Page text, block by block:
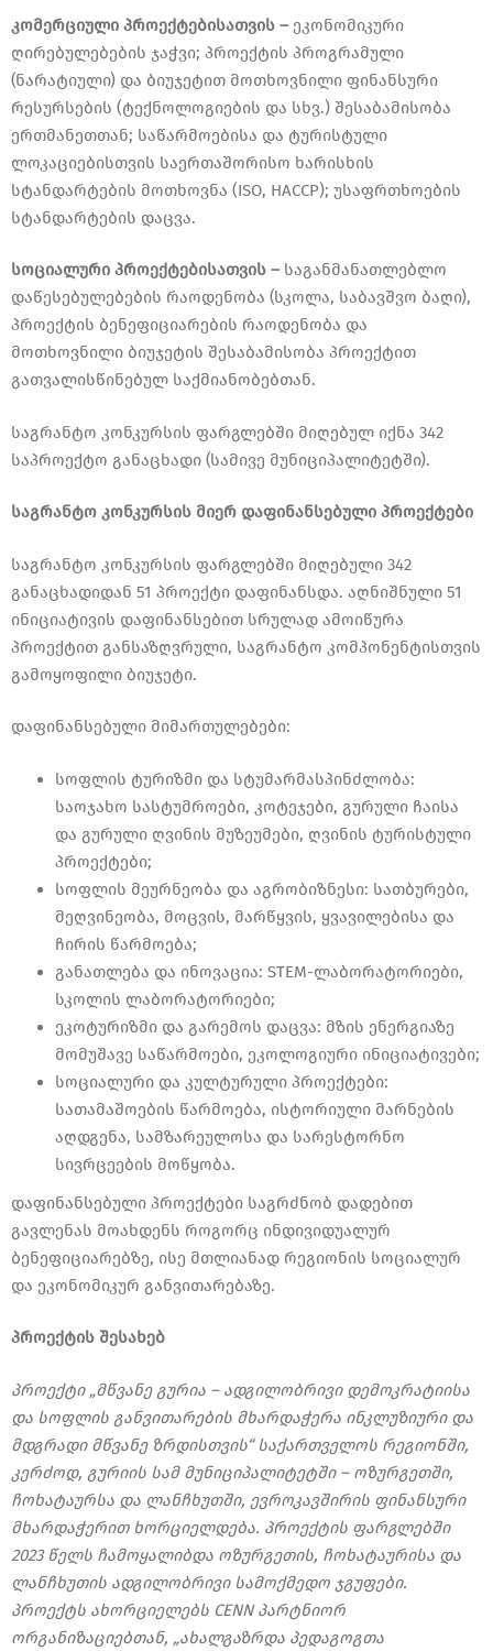
კომერციული პროექტებისათვის – ეკონომიკური
ღირებულებების ჯაჭვი; პროექტის პროგრამული
(ნარატიული) და ბიუჯეტით მოთხოვნილი ფინანსური
რესურსების (ტექნოლოგიების და სხვ.) შესაბამისობა
ერთმანეთთან; საწარმოებისა და ტურისტული
ლოკაციებისთვის საერთაშორისო ხარისხის
სტანდარტების მოთხოვნა (ISO, HACCP); უსაფრთხოების
სტანდარტების დაცვა.
სოციალური პროექტებისათვის – საგანმანათლებლო
დაწესებულებების რაოდენობა (სკოლა, საბავშვო ბაღი),
პროექტის ბენეფიციარების რაოდენობა და
მოთხოვნილი ბიუჯეტის შესაბამისობა პროექტით
გათვალისწინებულ საქმიანობებთან.
საგრანტო კონკურსის ფარგლებში მიღებულ იქნა 342
საპროექტო განაცხადი (სამივე მუნიციპალიტეტში).
საგრანტო კონკურსის მიერ დაფინანსებული პროექტები
საგრანტო კონკურსის ფარგლებში მიღებული 342
განაცხადიდან 51 პროექტი დაფინანსდა. აღნიშნული 51
ინიციატივის დაფინანსებით სრულად ამოიწურა
პროექტით განსაზღვრული, საგრანტო კომპონენტისთვის
გამოყოფილი ბიუჯეტი.
დაფინანსებული მიმართულებები:
სოფლის ტურიზმი და სტუმარმასპინძლობა:
საოჯახო სასტუმროები, კოტეჯები, გურული ჩაისა
და გურული ღვინის მუზეუმები, ღვინის ტურისტული
პროექტები;
სოფლის მეურნეობა და აგრობიზნესი: სათბურები,
მეღვინეობა, მოცვის, მარწყვის, ყვავილებისა და
ჩირის წარმოება;
განათლება და ინოვაცია: STEM-ლაბორატორიები,
სკოლის ლაბორატორიები;
ეკოტურიზმი და გარემოს დაცვა: მზის ენერგიაზე
მომუშავე საწარმოები, ეკოლოგიური ინიციატივები;
სოციალური და კულტურული პროექტები:
სათამაშოების წარმოება, ისტორიული მარნების
აღდგენა, სამზარეულოსა და სარესტორნო
სივრცეების მოწყობა.
დაფინანსებული პროექტები საგრძნობ დადებით
გავლენას მოახდენს როგორც ინდივიდუალურ
ბენეფიციარებზე, ისე მთლიანად რეგიონის სოციალურ
და ეკონომიკურ განვითარებაზე.
პროექტის შესახებ
პროექტი „მწვანე გურია – ადგილობრივი დემოკრატიისა
და სოფლის განვითარების მხარდაჭერა ინკლუზიური და
მდგრადი მწვანე ზრდისთვის“ საქართველოს რეგიონში,
კერძოდ, გურიის სამ მუნიციპალიტეტში – ოზურგეთში,
ჩოხატაურსა და ლანჩხუთში, ევროკავშირის ფინანსური
მხარდაჭერით ხორციელდება. პროექტის ფარგლებში
2023 წელს ჩამოყალიბდა ოზურგეთის, ჩოხატაურისა და
ლანჩხუთის ადგილობრივი სამოქმედო ჯგუფები.
პროექტს ახორციელებს CENN პარტნიორ
ორგანიზაციებთან, „ახალგაზრდა პედაგოგთა